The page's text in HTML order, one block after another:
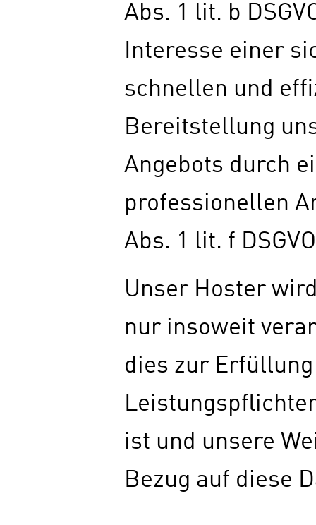
Abs. 1 lit. b
Interesse einer
schnellen und
Bereitstellung
Angebots durch
professionellen
Abs. 1 lit. f
Unser Hoster
nur insoweit
dies zur
ist und unsere
Bezug auf diese